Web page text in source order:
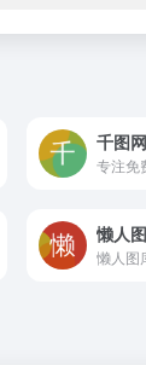
千图网
专注免
懒人